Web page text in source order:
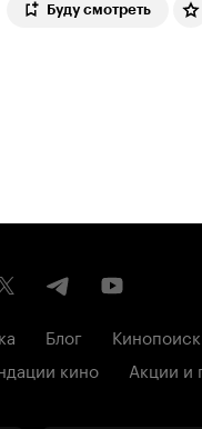
Буду смотреть
Блог
кино Акции и